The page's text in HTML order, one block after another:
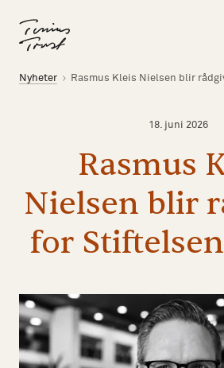
Til forsiden
Brødsmulesti
Nyheter Rasmus Kleis Nielsen blir
18. juni 2026
Rasmus
Nielsen blir
for Stiftelsen